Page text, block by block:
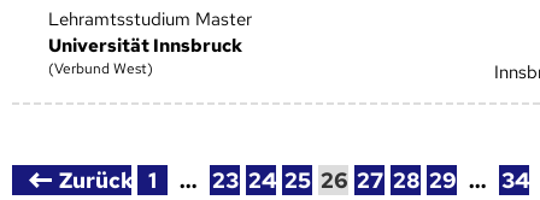
Lehramtsstudium Master
Universität Innsbruck
(Verbund West)
Zurück 1 … 23 24 25 26 27 28 29 … 34